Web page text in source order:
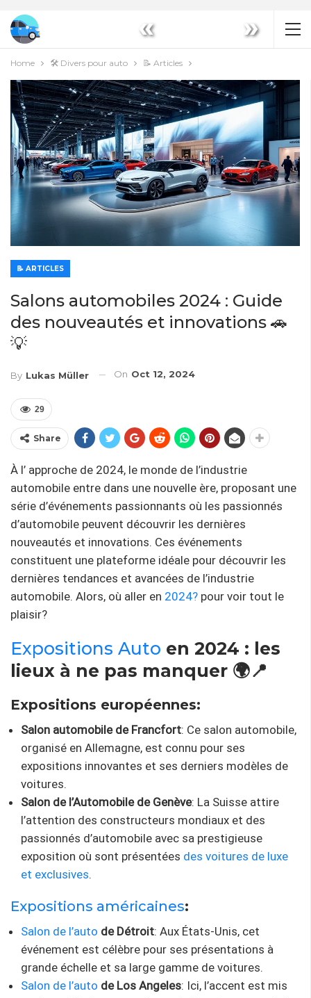
« »
Home 🛠️ Divers pour auto 📝 Articles
📝 ARTICLES
Salons automobiles 2024 : Guide
des nouveautés et innovations 🚗
💡
By Lukas Müller On Oct 12, 2024
29
Share
À l’ approche de 2024, le monde de l’industrie
automobile entre dans une nouvelle ère, proposant une
série d’événements passionnants où les passionnés
d’automobile peuvent découvrir les dernières
nouveautés et innovations. Ces événements
constituent une plateforme idéale pour découvrir les
dernières tendances et avancées de l’industrie
automobile. Alors, où aller en 2024? pour voir tout le
plaisir?
Expositions Auto en 2024 : les
lieux à ne pas manquer 🌍📍
Expositions européennes:
Salon automobile de Francfort: Ce salon automobile,
organisé en Allemagne, est connu pour ses
expositions innovantes et ses derniers modèles de
voitures.
Salon de l’Automobile de Genève: La Suisse attire
l’attention des constructeurs mondiaux et des
passionnés d’automobile avec sa prestigieuse
exposition où sont présentées des voitures de luxe
et exclusives.
Expositions américaines:
Salon de l’auto de Détroit: Aux États-Unis, cet
événement est célèbre pour ses présentations à
grande échelle et sa large gamme de voitures.
Salon de l’auto de Los Angeles: Ici, l’accent est mis